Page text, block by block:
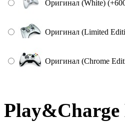
Оригинал (White)
Оригинал (Limited
Оригинал (Chrome